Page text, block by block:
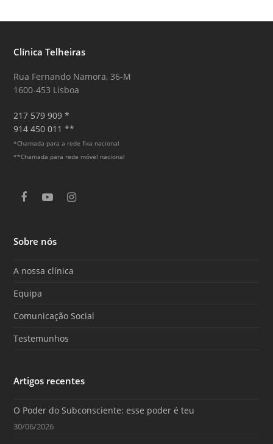
Clínica Telheiras
Rua Fernando Namora, 36-M
1600-453 Lisboa
217 579 909 *
914 450 011 **
*Chamada para a rede fixa nacional
**Chamada para rede móvel nacional
F
e
b
o
k
Y
T
u
e
I
r
a
Sobre nós
A nossa clínica
Equipa
Comunicação Social
Testemunhos
Artigos recentes
O Poder do Subconsciente: esse poder é teu
30/06/2026